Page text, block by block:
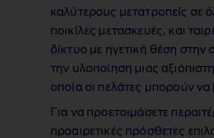
καλύτερους μετατροπείς σε
ποικίλες μετασκευές, και
δίκτυο με ηγετική θέση στην
την υλοποίηση μιας
οποία οι πελάτες μπορούν να
Για να προετοιμάσετε
προαιρετικές πρόσθετες